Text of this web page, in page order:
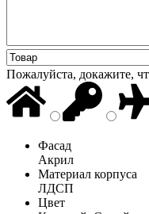
Пожалуйста, докажите,
Фасад
Акрил
Материал корпуса
ЛДСП
Цвет